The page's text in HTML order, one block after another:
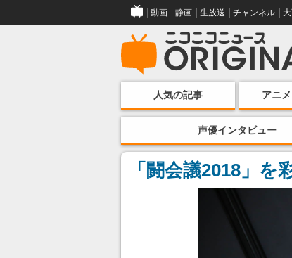
動画 静画 生放送 チャンネル
人気の記事 アニ
声優インタビュー
「闘会議2018」